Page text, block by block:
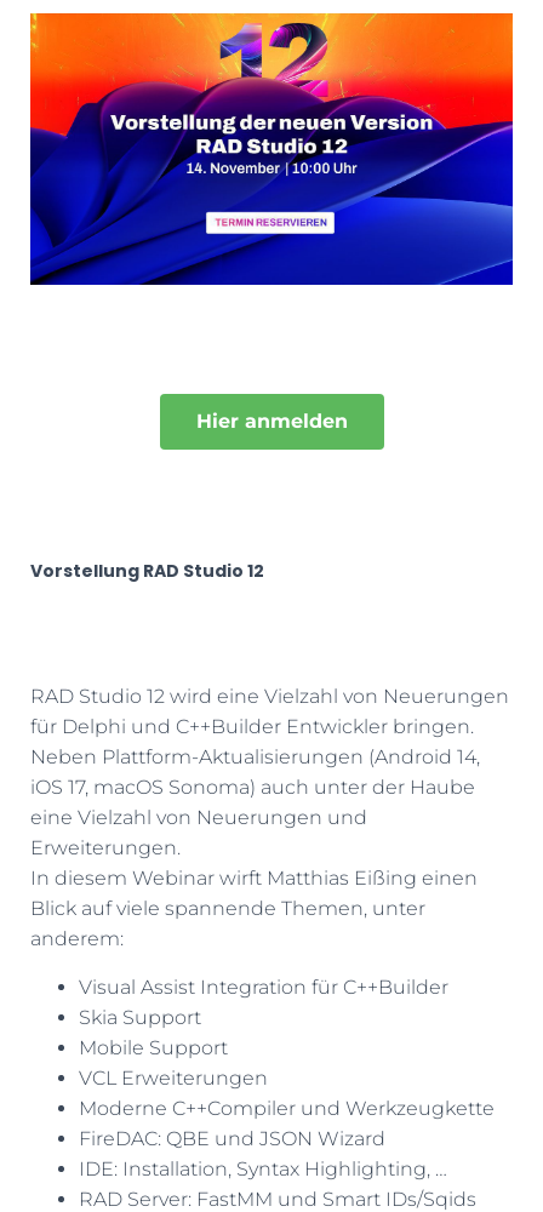
N
Hier anmelden
Vorstellung RAD Studio 12
RAD Studio 12 wird eine Vielzahl von Neuerungen
für Delphi und C++Builder Entwickler bringen.
Neben Plattform-Aktualisierungen (Android 14,
iOS 17, macOS Sonoma) auch unter der Haube
eine Vielzahl von Neuerungen und
Erweiterungen.
In diesem Webinar wirft Matthias Eißing einen
Blick auf viele spannende Themen, unter
anderem:
Visual Assist Integration für C++Builder
Skia Support
Mobile Support
VCL Erweiterungen
Moderne C++Compiler und Werkzeugkette
FireDAC: QBE und JSON Wizard
IDE: Installation, Syntax Highlighting, …
RAD Server: FastMM und Smart IDs/Sqids